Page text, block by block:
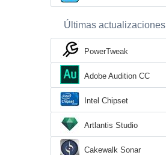
Últimas actualizaciones
PowerTweak
Adobe Audition CC
Intel Chipset
Artlantis Studio
Cakewalk Sonar